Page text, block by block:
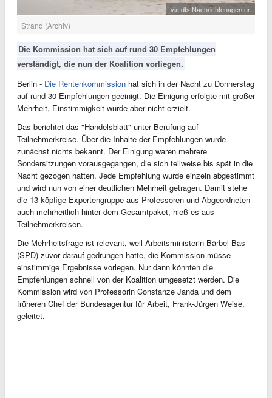
via dts Nachrichtenagentur
Strand (Archiv)
Die Kommission hat sich auf rund 30 Empfehlungen
verständigt, die nun der Koalition vorliegen.
Berlin - Die Rentenkommission hat sich in der Nacht zu Donnerstag
auf rund 30 Empfehlungen geeinigt. Die Einigung erfolgte mit großer
Mehrheit, Einstimmigkeit wurde aber nicht erzielt.
Das berichtet das "Handelsblatt" unter Berufung auf
Teilnehmerkreise. Über die Inhalte der Empfehlungen wurde
zunächst nichts bekannt. Der Einigung waren mehrere
Sondersitzungen vorausgegangen, die sich teilweise bis spät in die
Nacht gezogen hatten. Jede Empfehlung wurde einzeln abgestimmt
und wird nun von einer deutlichen Mehrheit getragen. Damit stehe
die 13-köpfige Expertengruppe aus Professoren und Abgeordneten
auch mehrheitlich hinter dem Gesamtpaket, hieß es aus
Teilnehmerkreisen.
Die Mehrheitsfrage ist relevant, weil Arbeitsministerin Bärbel Bas
(SPD) zuvor darauf gedrungen hatte, die Kommission müsse
einstimmige Ergebnisse vorlegen. Nur dann könnten die
Empfehlungen schnell von der Koalition umgesetzt werden. Die
Kommission wird von Professorin Constanze Janda und dem
früheren Chef der Bundesagentur für Arbeit, Frank-Jürgen Weise,
geleitet.